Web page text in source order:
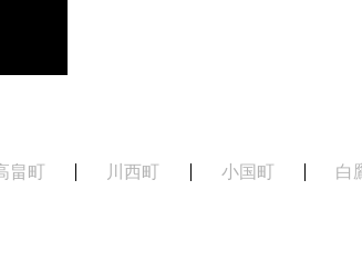
畠町 川西町 小国町 白